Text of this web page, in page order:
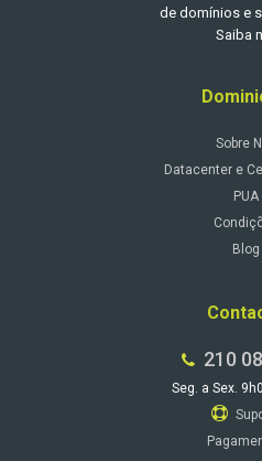
de domínios e
Saiba
Sobre
Datacenter e
PUA
Blog
210
Seg. a Sex.